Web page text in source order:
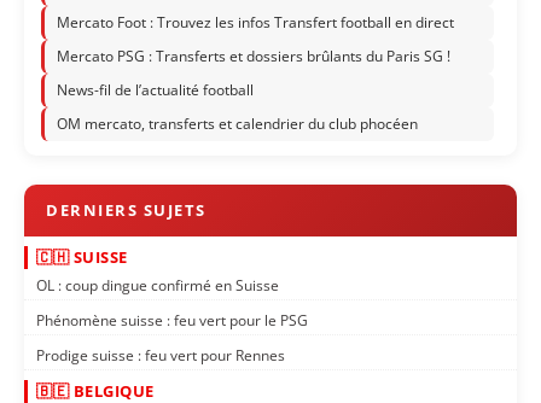
Mercato Foot : Trouvez les infos Transfert football en direct
Mercato PSG : Transferts et dossiers brûlants du Paris SG !
News-fil de l’actualité football
OM mercato, transferts et calendrier du club phocéen
🇨🇭 SUISSE
OL : coup dingue confirmé en Suisse
Phénomène suisse : feu vert pour le PSG
Prodige suisse : feu vert pour Rennes
🇧🇪 BELGIQUE